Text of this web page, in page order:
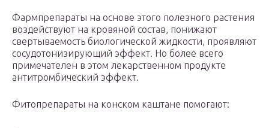
Фармпрепараты на основе этого полезного растения
воздействуют на кровяной состав, понижают
свертываемость биологической жидкости, проявляют
сосудотонизирующий эффект. Но более всего
примечателен в этом лекарственном продукте
антитромбический эффект.
Фитопрепараты на конском каштане помогают: